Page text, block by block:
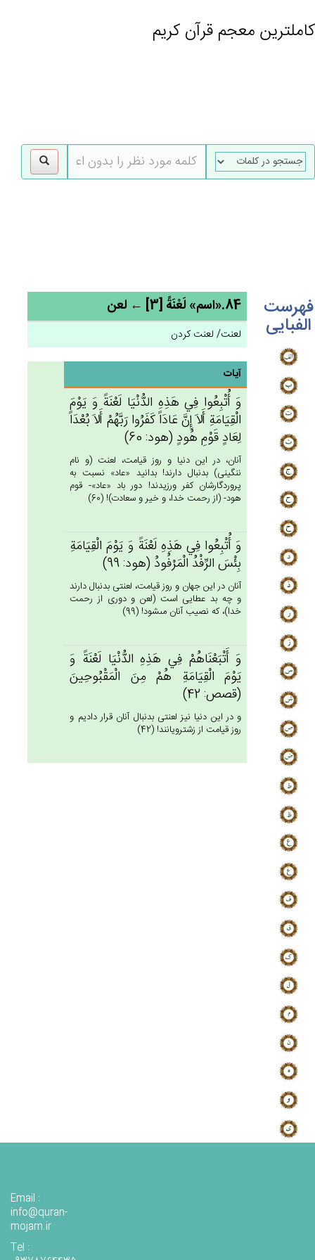
کاملترین معجم قرآن کریم
فهرست
الفبایی
84.«اسم» لَعْنَة‌ً [3] ← لعن
لعنت/ لعنت کردن
آیات
وَ أُتْبِعُوا فِي‌ هَذِه‌ِ الدُّنْيَا لَعْنَة‌ً وَ يَوْم‌َ
الْقِيَامَة‌ِ أَلاَ إِن‌َّ عَادَاً كَفَرُوا رَبَّهُم‌ْ أَلاَ بُعْدَاً
لِعَادٍ قَوْم‌ِ هُودٍ (هود: 60)
آنان، در اين دنيا و روز قيامت، لعنت (و نام
ننگينى) بدنبال دارند! بدانيد «عاد» نسبت به
پروردگارشان كفر ورزيدند! دور باد «عاد»- قوم
هود- (از رحمت خدا، و خير و سعادت)! (60)
وَ أُتْبِعُوا فِي‌ هَذِه‌ِ لَعْنَة‌ً وَ يَوْم‌َ الْقِيَامَة‌ِ
بِئْس‌َ الرِّفْدُ الْمَرْفُودُ (هود: 99)
آنان در اين جهان و روز قيامت، لعنتى بدنبال دارند
و چه بد عطايى است (لعن و دورى از رحمت
خدا)، كه نصيب آنان مى‏شود! (99)
وَ أَتْبَعْنَاهُم‌ْ فِي‌ هَذِه‌ِ الدُّنْيَا لَعْنَة‌ً وَ
يَوْم‌َ الْقِيَامَة‌ِ هُمْ‌ مِن‌َ الْمَقْبُوحِين‌َ
(قصص: 42)
و در اين دنيا نيز لعنتى بدنبال آنان قرار داديم و
روز قيامت از زشت‏رويانند! (42)
Email :
info@quran-
mojam.ir
Tel :